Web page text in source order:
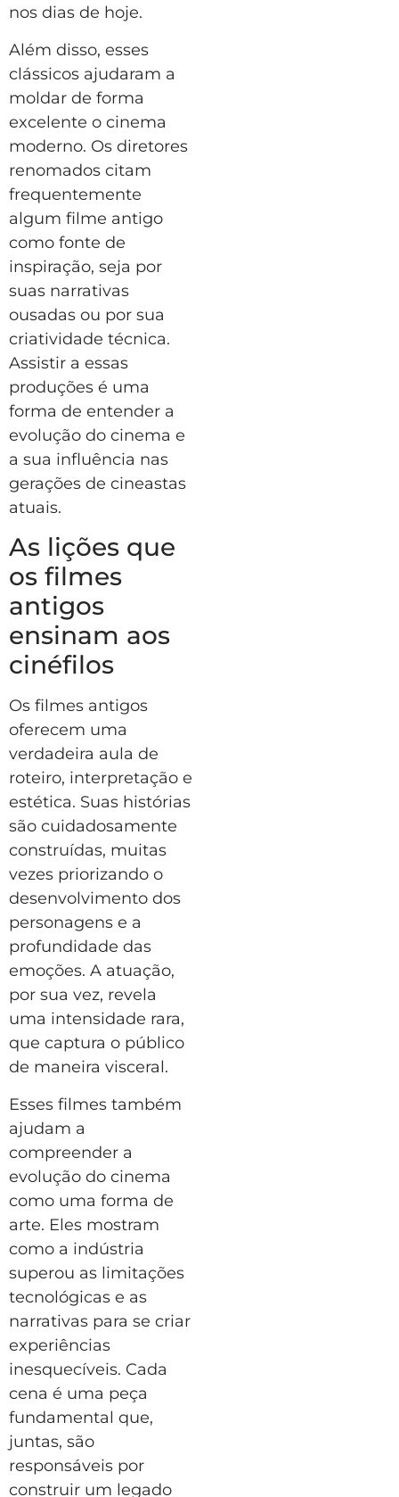
nos dias de hoje.
Além disso, esses
clássicos ajudaram a
moldar de forma
excelente o cinema
moderno. Os diretores
renomados citam
frequentemente
algum filme antigo
como fonte de
inspiração, seja por
suas narrativas
ousadas ou por sua
criatividade técnica.
Assistir a essas
produções é uma
forma de entender a
evolução do cinema e
a sua influência nas
gerações de cineastas
atuais.
As lições que
os filmes
antigos
ensinam aos
cinéfilos
Os filmes antigos
oferecem uma
verdadeira aula de
roteiro, interpretação e
estética. Suas histórias
são cuidadosamente
construídas, muitas
vezes priorizando o
desenvolvimento dos
personagens e a
profundidade das
emoções. A atuação,
por sua vez, revela
uma intensidade rara,
que captura o público
de maneira visceral.
Esses filmes também
ajudam a
compreender a
evolução do cinema
como uma forma de
arte. Eles mostram
como a indústria
superou as limitações
tecnológicas e as
narrativas para se criar
experiências
inesquecíveis. Cada
cena é uma peça
fundamental que,
juntas, são
responsáveis por
construir um legado